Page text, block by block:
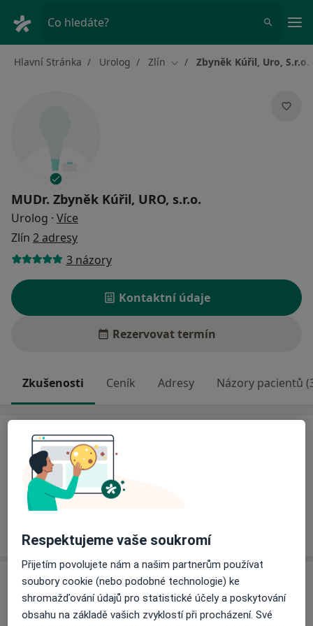
Co hledáte?
Hlavní Stránka Urolog Zlín Změna města
Zbyněk Kúřil, Uro, S.r.o.
MUDr. Zbyněk Kúřil, URO, s.r.o.
Urolog · Více
Zlín 2 adresy
3 názory
Kontaktní údaje
Rezervovat termín
Zkušenosti Ceník Adresy Názory pacientů
Zkušenosti
URO s.r.o. je nestátní zdravotnické ambulantní zařízení.
Poskytujeme péči v oboru UROLOGIE v ordinacích ve
Zlíně, Valašských Kloboukách, Luhačovicích a Slavičíně.
Urologie
Služby a ceník služeb
Urodynamické vyšetření
Respektujeme vaše soukromí
Přijetím povolujete nám a našim partnerům používat
soubory cookie (nebo podobné technologie) ke
shromažďování údajů pro statistické účely a poskytování
obsahu na základě vašich zvyklostí při procházení. Své